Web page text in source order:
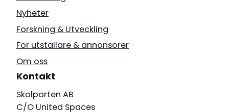
Nyheter
Forskning & Utveckling
För utställare & annonsörer
Om oss
Kontakt
Skolporten AB
C/O United Spaces